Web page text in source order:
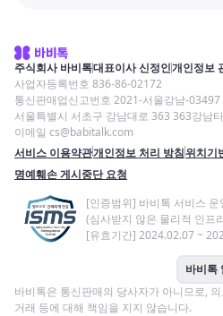
주식회사 바비톡대표이사 신정인개인정보
사업자등록번호 836-86-02172
통신판매업신고번호 2021-서울강남-03497
서울특별시 서초구 강남대로 363 363강남
이메일 cs@babitalk.com
서비스 이용약관개인정보 처리 방침위치기
명예훼손 게시중단 요청
[인증범위] 바비톡 서비스 운
(심사받지 않은 물리적 인프
[유효기간] 2024.02.07 ~
바비톡
바비톡은 통신판매의 당사자가 아니므로,
거래 등에 대해 책임을 지지 않습니다.